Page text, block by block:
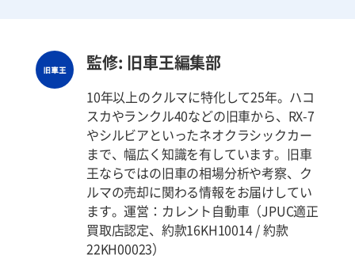
監修: 旧車王編集部
10年以上のクルマに特化して25年。ハコ
スカやランクル40などの旧車から、RX-7
やシルビアといったネオクラシックカー
まで、幅広く知識を有しています。旧車
王ならではの旧車の相場分析や考察、ク
ルマの売却に関わる情報をお届けしてい
ます。運営：カレント自動車（JPUC適正
買取店認定、約款16KH10014 / 約款
22KH00023）